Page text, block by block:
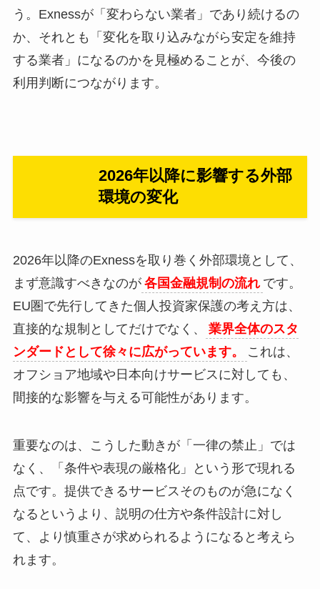
う。Exnessが「変わらない業者」であり続けるの
か、それとも「変化を取り込みながら安定を維持
する業者」になるのかを見極めることが、今後の
利用判断につながります。
2026年以降に影響する外部
環境の変化
2026年以降のExnessを取り巻く外部環境として、
まず意識すべきなのが 各国金融規制の流れ です。
EU圏で先行してきた個人投資家保護の考え方は、
直接的な規制としてだけでなく、
業界全体のスタ
ンダードとして徐々に広がっています。
これは、
オフショア地域や日本向けサービスに対しても、
間接的な影響を与える可能性があります。
重要なのは、こうした動きが「一律の禁止」では
なく、「条件や表現の厳格化」という形で現れる
点です。提供できるサービスそのものが急になく
なるというより、説明の仕方や条件設計に対し
て、より慎重さが求められるようになると考えら
れます。